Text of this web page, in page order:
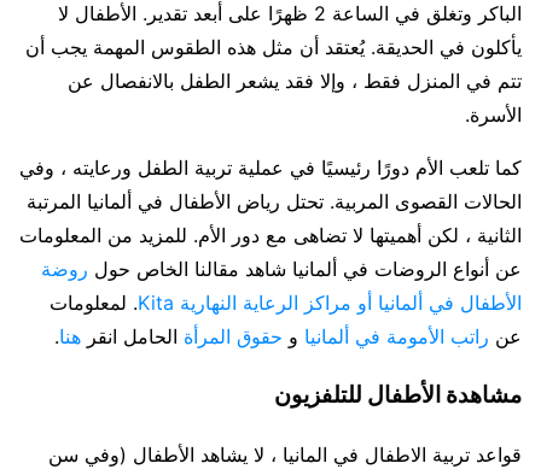
الباكر وتغلق في الساعة 2 ظهرًا على أبعد تقدير. الأطفال لا
يأكلون في الحديقة. يُعتقد أن مثل هذه الطقوس المهمة يجب أن
تتم في المنزل فقط ، وإلا فقد يشعر الطفل بالانفصال عن
الأسرة.
كما تلعب الأم دورًا رئيسيًا في عملية تربية الطفل ورعايته ، وفي
الحالات القصوى المربية. تحتل رياض الأطفال في ألمانيا المرتبة
الثانية ، لكن أهميتها لا تضاهى مع دور الأم. للمزيد من المعلومات
عن أنواع الروضات في ألمانيا شاهد مقالنا الخاص حول روضة
الأطفال في ألمانيا أو مراكز الرعاية النهارية Kita
. لمعلومات
عن راتب الأمومة في ألمانيا و حقوق المرأة الحامل انقر هنا.
مشاهدة الأطفال للتلفزيون
قواعد تربية الاطفال في المانيا ، لا يشاهد الأطفال (وفي سن